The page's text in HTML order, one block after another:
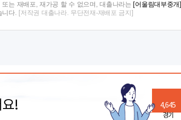
는 재배포, 재가공 할 수 없으며, 대출나라는
[어울림대부중개]
니다.
[저작권 대출나라. 무단전재-재배포 금지]
! 4,645
경기